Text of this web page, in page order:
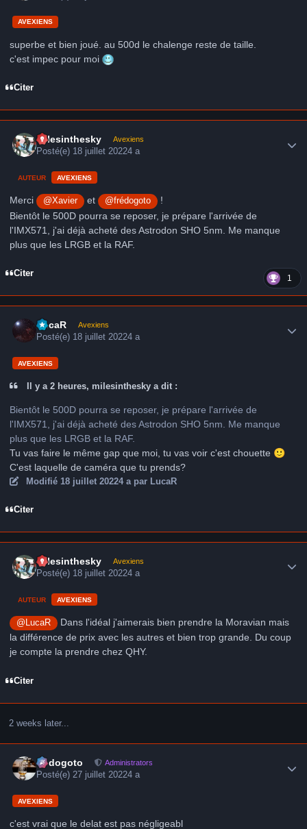
AVEXIENS
superbe et bien joué. au 500d le chalenge reste de taille.
c'est impec pour moi
Citer
milesinthesky Avexiens
Posté(e) 18 juillet 20224 a
AUTEUR AVEXIENS
Merci @Xavier et @frédogoto
!
Bientôt le 500D pourra se reposer, je prépare l'arrivée de
l'IMX571, j'ai déjà acheté des Astrodon SHO 5nm. Me manque
plus que les LRGB et la RAF.
Citer 1
LucaR Avexiens
Posté(e) 18 juillet 20224 a
AVEXIENS
Il y a 2 heures, milesinthesky a dit :
Bientôt le 500D pourra se reposer, je prépare l'arrivée de
l'IMX571, j'ai déjà acheté des Astrodon SHO 5nm. Me manque
plus que les LRGB et la RAF.
Tu vas faire le même gap que moi, tu vas voir c'est chouette 🙂
C'est laquelle de caméra que tu prends?
Modifié 18 juillet 20224 apar LucaR
Citer
milesinthesky Avexiens
Posté(e) 18 juillet 20224 a
AUTEUR AVEXIENS
@LucaR
Dans l'idéal j'aimerais bien prendre la Moravian mais
la différence de prix avec les autres et bien trop grande. Du coup
je compte la prendre chez QHY.
Citer
2 weeks later...
frédogoto Administrators
Posté(e)27 juillet 20224 a
AVEXIENS
c'est vrai que le delat est pas négligeabl